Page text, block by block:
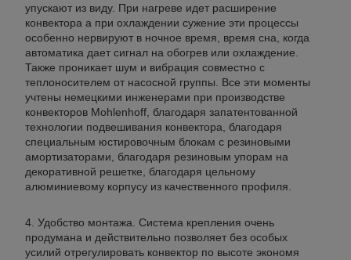
упускают из виду. При нагреве идет расширение
конвектора а при охлаждении сужение эти процессы
особенно нервируют в ночное время, время сна, когда
автоматика дает сигнал на обогрев или охлаждение.
Также проникает шум и вибрация совместно с
теплоносителем от насосной группы. Все эти моменты
учтены немецкими инженерами при производстве
конвекторов Mohlenhoff, благодаря запатентованной
технологии подвешивания конвектора, благодаря
специальным юстировочным блокам с резиновыми
амортизаторами, благодаря резиновым упорам на
декоративной решетке, благодаря цельному
алюминиевому корпусу из качественного профиля.
Удобство монтажа. Система крепления очень
продумана и действительно позволяет без особых
усилий отрегулировать конвектор по высоте экономя